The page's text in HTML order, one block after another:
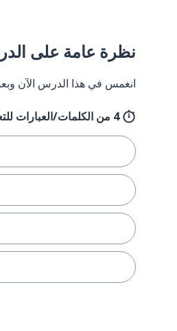
نظرة عامة على
انغمس في هذا الدرس الآن وبعد 5 دقائق ستشعر وكأنك سافرت إلى السويد وعدت مرة
4 من الكلمات/العبارات للتعلُّم